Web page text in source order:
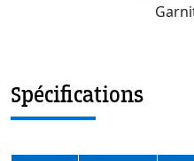
Spécifications